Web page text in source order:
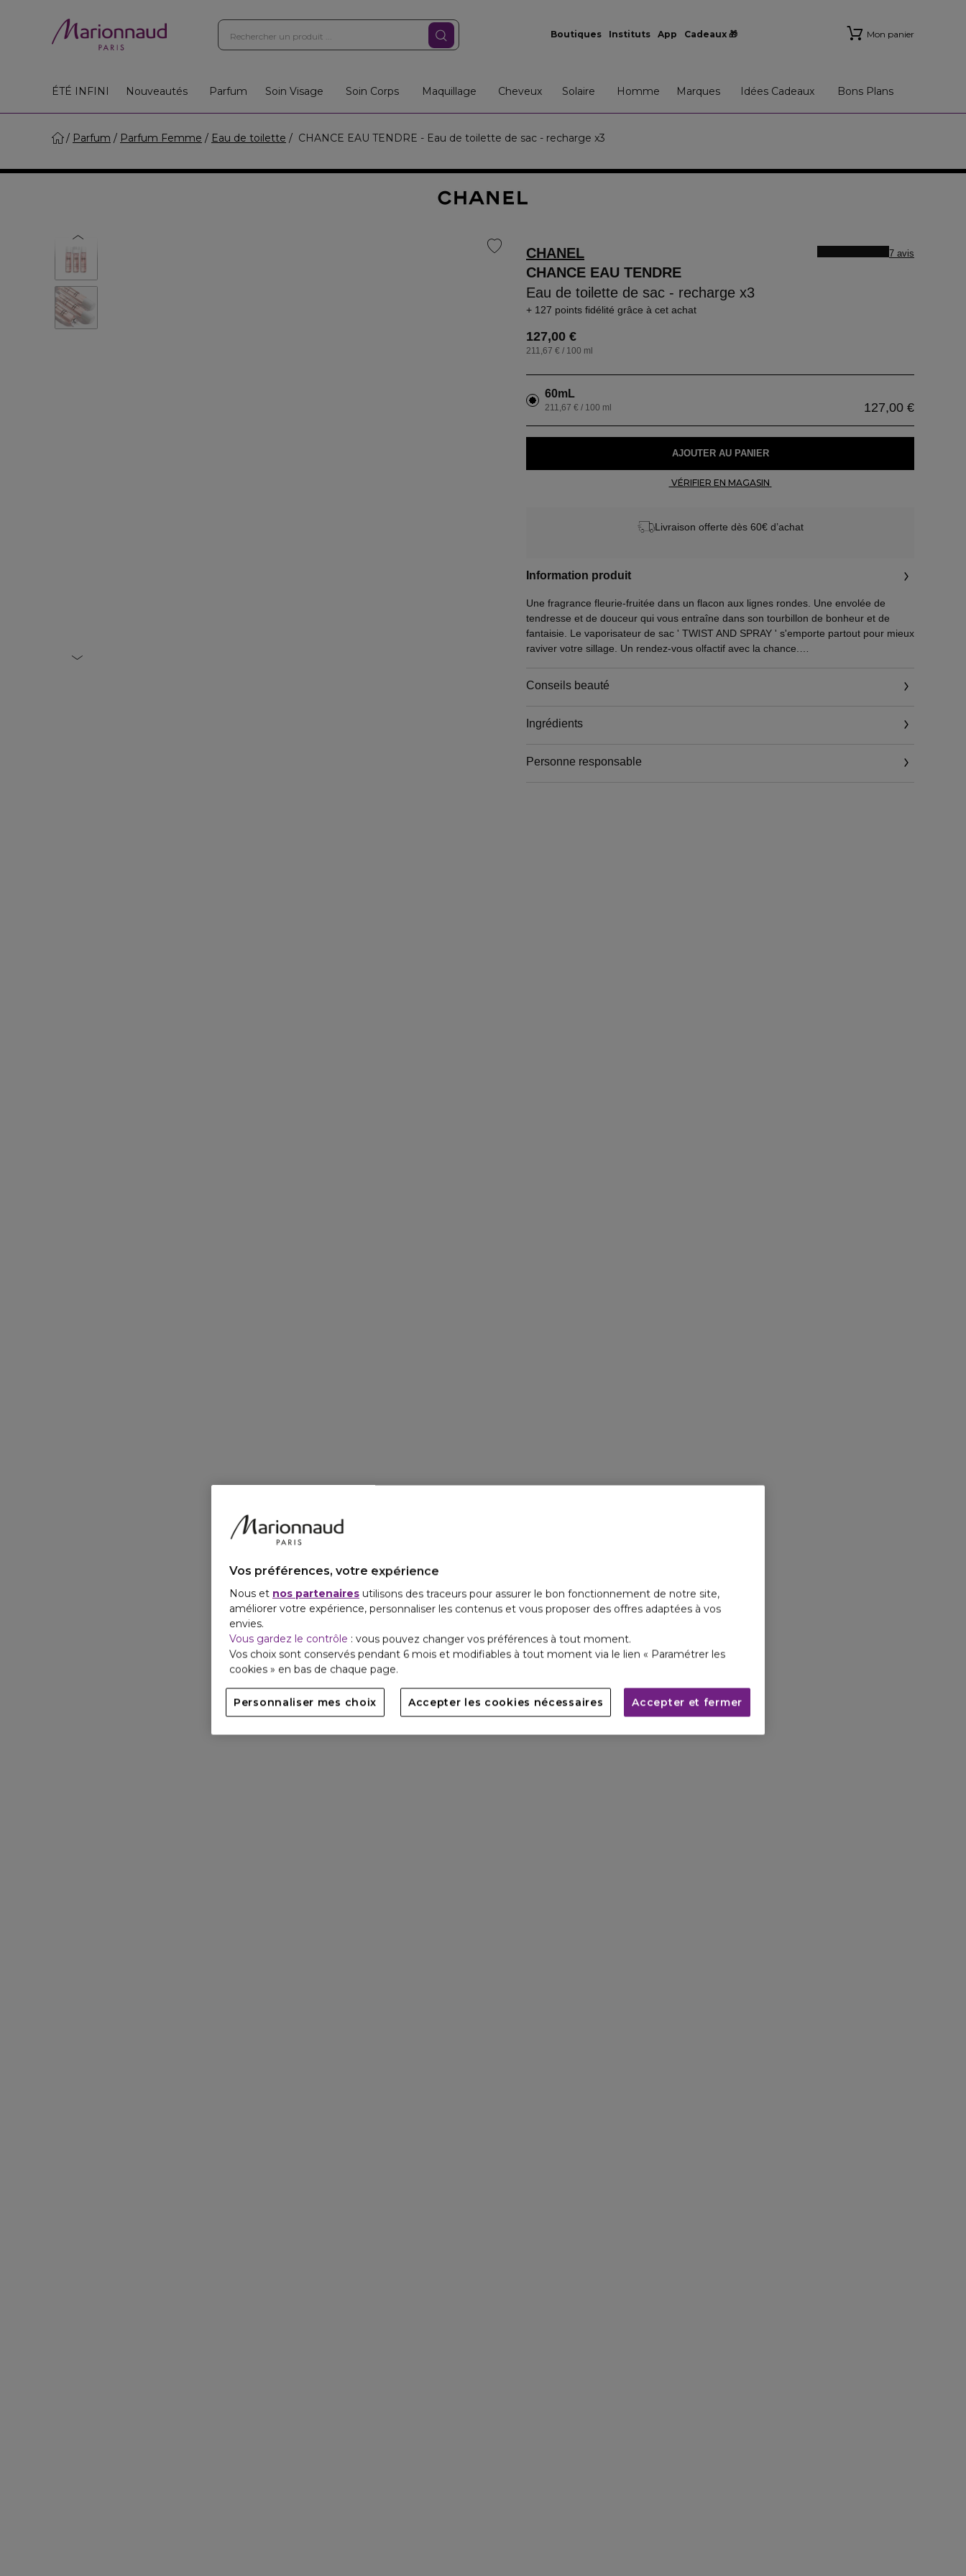
Boutiques Instituts App Cadeaux 🎁 Mon panier
ÉTÉ INFINI Nouveautés Parfum Soin Visage Soin Corps Maquillage Cheveux Solaire Homme Marques Idées Cadeaux Bons Plans
Parfum Parfum Femme Eau de toilette CHANCE EAU TENDRE - Eau de toilette de sac - recharge x3
CHANEL
CHANCE EAU TENDRE
Eau de toilette de sac - recharge x3
7 avis
127 points fidélité grâce à cet achat
127,00 €
211,67 € / 100 ml
60mL
127,00 €
211,67 € / 100 ml
AJOUTER AU PANIER
Livraison offerte dès 60€ d’achat
Information produit
Une fragrance fleurie-fruitée dans un flacon aux lignes rondes. Une envolée de
tendresse et de douceur qui vous entraîne dans son tourbillon de bonheur et de
fantaisie. Le vaporisateur de sac ' TWIST AND SPRAY ' s'emporte partout pour mieux
raviver votre sillage. Un rendez-vous olfactif avec la chance.
douceur jasminée et le moelleux des muscs blancs. Une fragrance pleine de
Conseils beauté
Ingrédients
Personne responsable
Vos préférences, votre expérience
Nous et nos partenaires utilisons des traceurs pour assurer le bon fonctionnement de notre site,
améliorer votre expérience, personnaliser les contenus et vous proposer des offres adaptées à vos
envies.
Vous gardez le contrôle : vous pouvez changer vos préférences à tout moment.
Vos choix sont conservés pendant 6 mois et modifiables à tout moment via le lien « Paramétrer les
cookies » en bas de chaque page.
Personnaliser mes choix Accepter les cookies nécessaires Accepter et fermer